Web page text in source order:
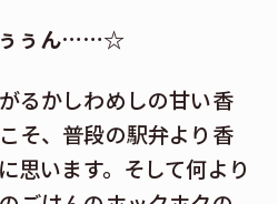
ぅぅん……☆
るかしわめしの甘い香
そ、普段の駅弁より香
思います。そして何より